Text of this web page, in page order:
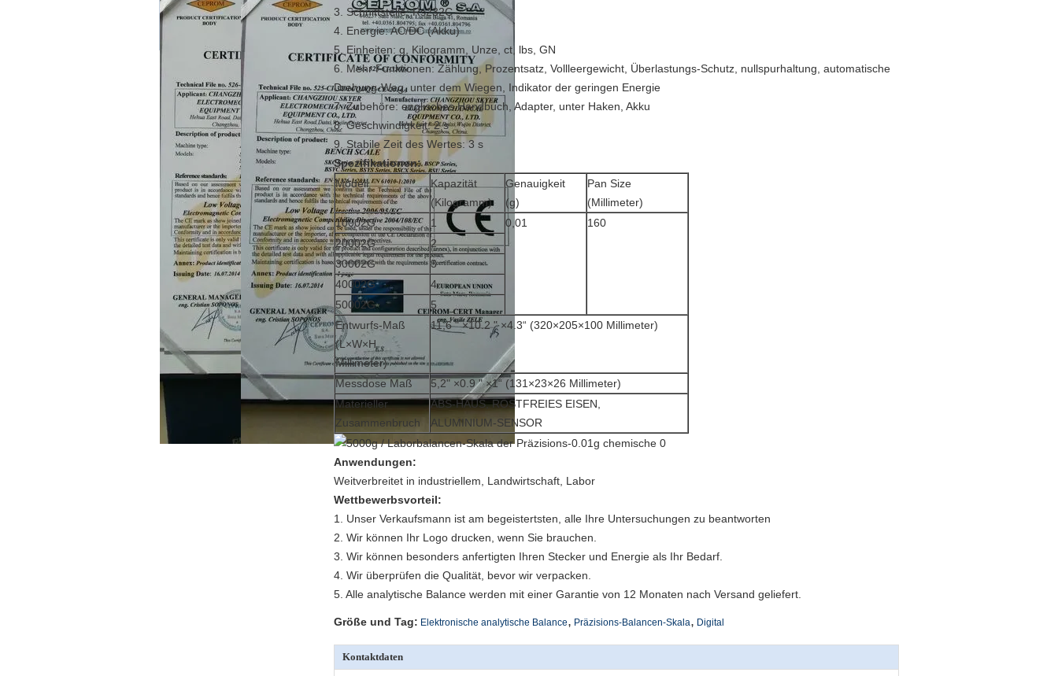
3. Schnittstelle: Rs232C
4. Energie: AC/DC (Akku)
5. Einheiten: g, Kilogramm, Unze, ct, lbs, GN
6. Mehr Funktionen: Zählung, Prozentsatz, Vollleergewicht, Überlastungs-Schutz, nullspurhaltung, automatische
Drehung-Weg, unter dem Wiegen, Indikator der geringen Energie
7. Zubehöre: englisches Handbuch, Adapter, unter Haken, Akku
8. Geschwindigkeit: 2 s
9. Stabile Zeit des Wertes: 3 s
Spezifikationen:
Modell
Kapazität
(Kilogramm)
Genauigkeit
(g)
Pan Size
(Millimeter)
10002G
1 0,01
160
20002G
2
30002G
3
40002G
4
50002G
5
Entwurfs-Maß
(L×W×H
Millimeter)
11,6 " ×10.2 " ×4.3“ (320×205×100 Millimeter)
Messdose Maß
5,2" ×0.9 " ×1“ (131×23×26 Millimeter)
Materieller
Zusammenbruch
ABS-HAUS, ROSTFREIES EISEN,
ALUMINIUM-SENSOR
Anwendungen:
Weitverbreitet in industriellem, Landwirtschaft, Labor
Wettbewerbsvorteil:
1. Unser Verkaufsmann ist am begeistertsten, alle Ihre Untersuchungen zu beantworten
2. Wir können Ihr Logo drucken, wenn Sie brauchen.
3. Wir können besonders anfertigten Ihren Stecker und Energie als Ihr Bedarf.
4. Wir überprüfen die Qualität, bevor wir verpacken.
5. Alle analytische Balance werden mit einer Garantie von 12 Monaten nach Versand geliefert.
Größe und Tag: Elektronische analytische Balance, Präzisions-Balancen-Skala, Digital
Kontaktdaten